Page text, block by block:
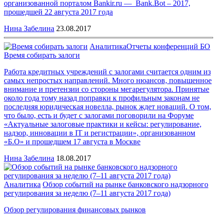
организованной порталом Bankir.ru — Bank.Bot – 2017,
прошедшей 22 августа 2017 года
Нина Забелина 23.08.2017
АналитикаОтчеты конференций БО
Время собирать залоги
Работа кредитных учреждений с залогами считается одним из
самых непростых направлений. Много нюансов, повышенное
внимание и претензии со стороны мегарегулятора. Принятые
около года тому назад поправки к профильным законам не
последняя юридическая новелла, рынок ждет новаций. О том,
что было, есть и будет с залогами поговорили на Форуме
«Актуальные залоговые практики и кейсы: регулирование,
надзор, инновации в IT и регистрации», организованном
«Б.О» и прошедшем 17 августа в Москве
Нина Забелина 18.08.2017
Аналитика Обзор событий на рынке банковского надзорного
регулирования за неделю (7–11 августа 2017 года)
Обзор регулирования финансовых рынков